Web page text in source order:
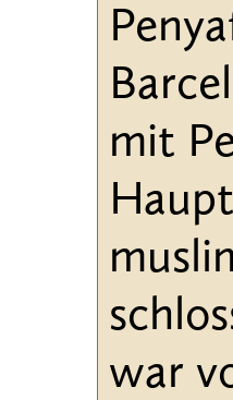
mit
war